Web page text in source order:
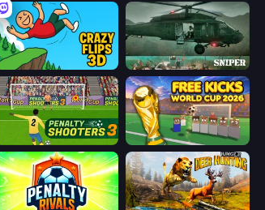
Crazy Flips 3D SNIPER
Penalty Shooters 3 Free Kicks World Cup 2026